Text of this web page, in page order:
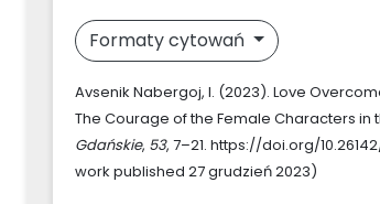
Formaty cytowań
Avsenik Nabergoj, I. (2023). Love
The Courage of the Female Characters in
Gdańskie, 53, 7–21. https://doi.org/
work published 27 grudzień 2023)